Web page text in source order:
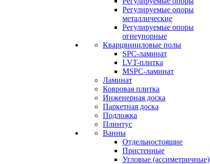
Регулируемые опоры
металлические
Регулируемые опоры
огнеупорные
Кварцвиниловые полы
SPC-ламинат
LVT-плитка
MSPC-ламинат
Ламинат
Ковровая плитка
Инженерная доска
Паркетная доска
Подложка
Плинтус
Ванны
Отдельностоящие
Пристенные
Угловые (ассиметричные)